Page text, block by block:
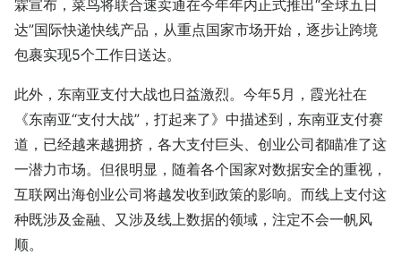
霖宣布，菜鸟将联合速卖通在今年年内正式推出“全球五日
达”国际快递快线产品，从重点国家市场开始，逐步让跨境
包裹实现5个工作日送达。
此外，东南亚支付大战也日益激烈。今年5月，霞光社在
《东南亚“支付大战”，打起来了》中描述到，东南亚支付赛
道，已经越来越拥挤，各大支付巨头、创业公司都瞄准了这
一潜力市场。但很明显，随着各个国家对数据安全的重视，
互联网出海创业公司将越发收到政策的影响。而线上支付这
种既涉及金融、又涉及线上数据的领域，注定不会一帆风
顺。